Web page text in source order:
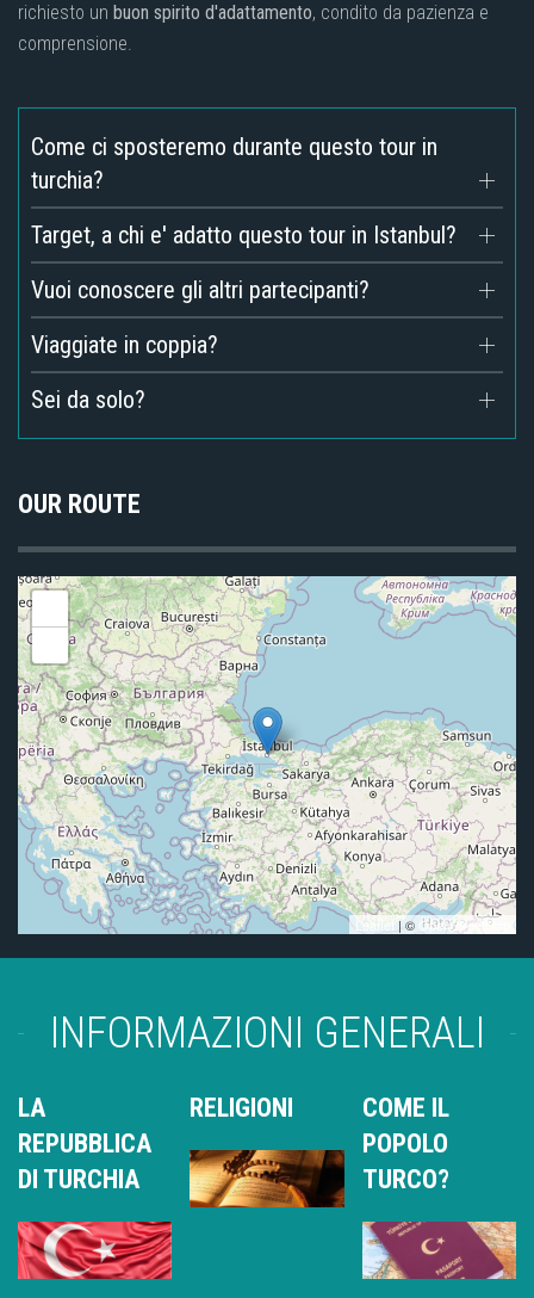
richiesto un buon spirito d'adattamento, condito da pazienza e
comprensione.
Come ci sposteremo durante questo tour in
turchia?
Target, a chi e' adatto questo tour in Istanbul?
Vuoi conoscere gli altri partecipanti?
Viaggiate in coppia?
Sei da solo?
OUR ROUTE
Leaflet | © OpenStreetMap
INFORMAZIONI GENERALI
LA
REPUBBLICA
DI TURCHIA
RELIGIONI
COME IL
POPOLO
TURCO?